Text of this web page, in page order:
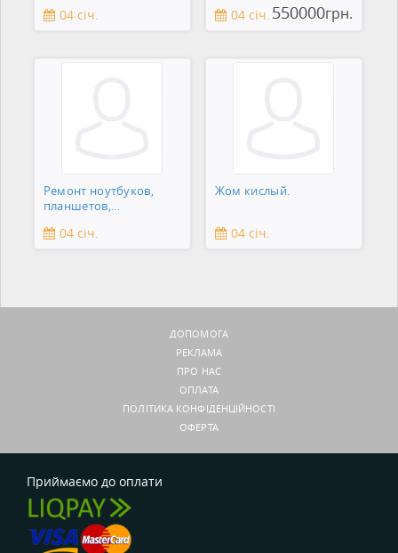
04 січ. 04 січ. 550000грн.
Ремонт ноутбуков,
планшетов,
зеркальны
04 січ.
Жом кислый.
04 січ.
ДОПОМОГА
РЕКЛАМА
ПРО НАС
ОПЛАТА
ПОЛІТИКА КОНФІДЕНЦІЙНОСТІ
ОФЕРТА
Приймаємо до оплати